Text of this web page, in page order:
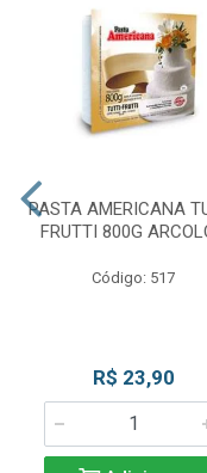
PASTA AMERICANA
FRUTTI 800G
Código: 517
R$ 23,90